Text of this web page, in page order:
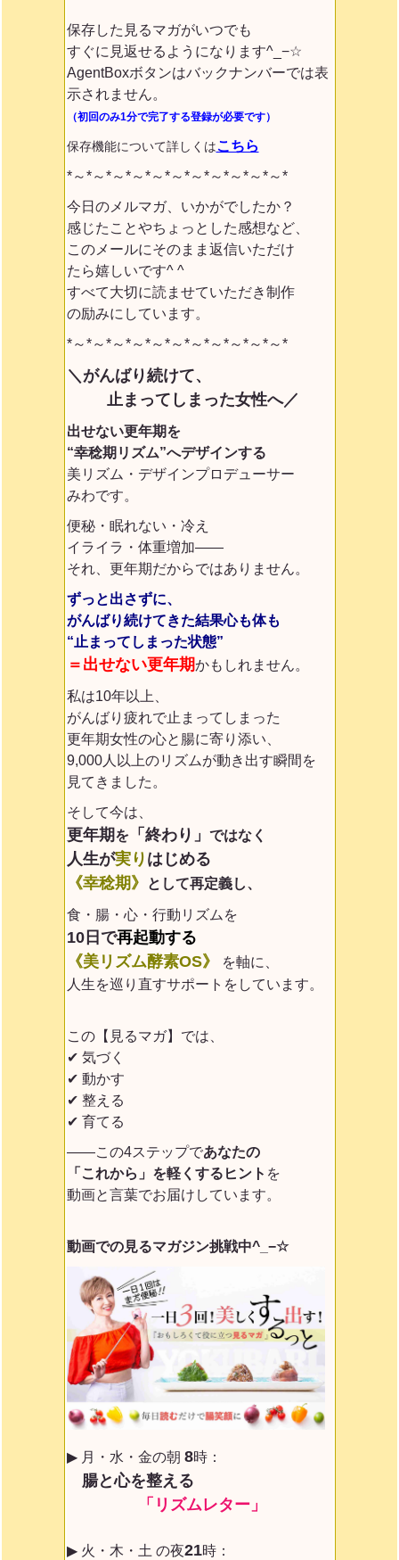
保存した見るマガがいつでも
すぐに見返せるようになります^_−☆
AgentBoxボタンはバックナンバーでは表
示されません。
（初回のみ1分で完了する登録が必要です）
保存機能について詳しくはこちら
*～*～*～*～*～*～*～*～*～*～*～*
今日のメルマガ、いかがでしたか？
感じたことやちょっとした感想など、
このメールにそのまま返信いただけ
たら嬉しいです^ ^
すべて大切に読ませていただき制作
の励みにしています。
*～*～*～*～*～*～*～*～*～*～*～*
＼がんばり続けて、
止まってしまった女性へ／
出せない更年期を
“幸稔期リズム”へデザインする
美リズム・デザインプロデューサー
みわです。
便秘・眠れない・冷え
イライラ・体重増加——
それ、更年期だからではありません。
ずっと出さずに、
がんばり続けてきた結果心も体も
“止まってしまった状態”
＝出せない更年期かもしれません。
私は10年以上、
がんばり疲れで止まってしまった
更年期女性の心と腸に寄り添い、
9,000人以上のリズムが動き出す瞬間を
見てきました。
そして今は、
更年期を「終わり」 ではなく
人生が実り はじめる
《幸稔期》
として再定義し、
食・腸・心・行動リズムを
10日で再起動する
《美リズム酵素OS》
を軸に、
人生を巡り直すサポートをしています。
この【見るマガ】では、
✔ 気づく
✔ 動かす
✔ 整える
✔ 育てる
——この4ステップであなたの
「これから」を軽くするヒント を
動画と言葉でお届けしています。
動画での見るマガジン挑戦中^_−☆
▶ 月・水・金の朝 8時：
腸と心を整える
「リズムレター」
▶ 火・木・土 の夜21時：